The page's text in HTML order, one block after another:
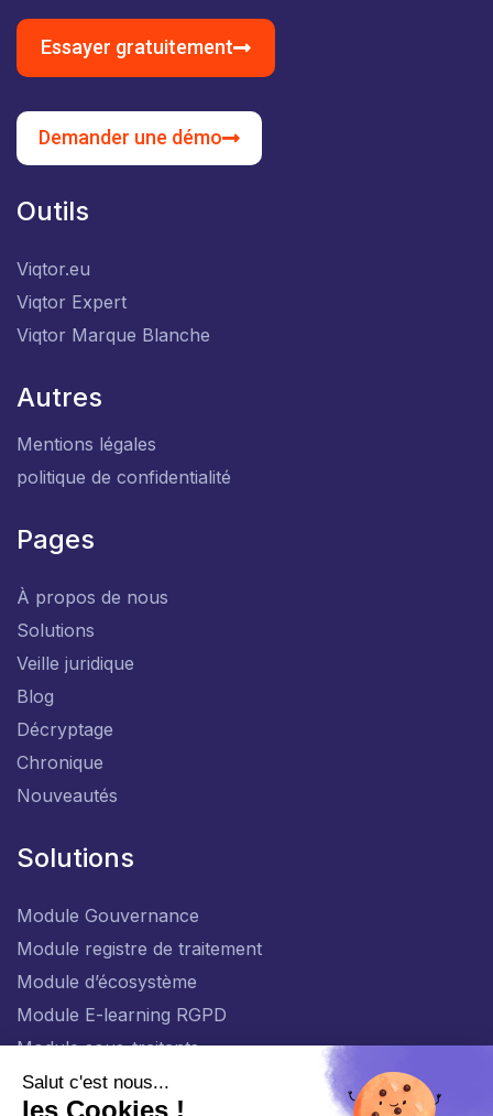
Essayer gratuitement
Demander une démo
Outils
Viqtor.eu
Viqtor Expert
Viqtor Marque Blanche
Autres
Mentions légales
politique de confidentialité
Pages
À propos de nous
Solutions
Veille juridique
Blog
Décryptage
Chronique
Nouveautés
Solutions
Module Gouvernance
Module registre de traitement
Module d’écosystème
Module E-learning RGPD
Module sous-traitants